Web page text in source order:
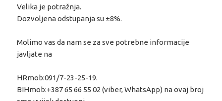
Velika je potražnja.
Dozvoljena odstupanja su ±8%.
Molimo vas da nam se za sve potrebne informacije
javljate na
HRmob:091/7-23-25-19.
BIHmob:+387 65 66 55 02 (viber, WhatsApp) na ovaj broj